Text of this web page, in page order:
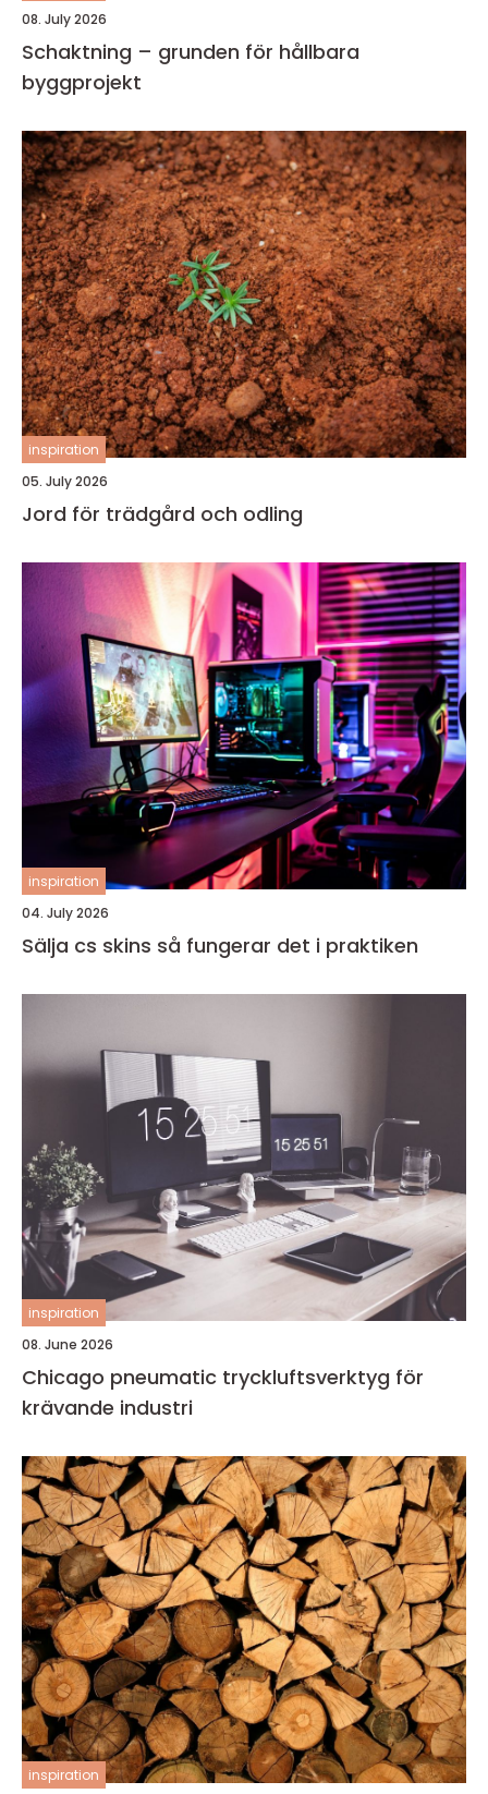
08. July 2026
Schaktning – grunden för hållbara
byggprojekt
inspiration
05. July 2026
Jord för trädgård och odling
inspiration
04. July 2026
Sälja cs skins så fungerar det i praktiken
inspiration
08. June 2026
Chicago pneumatic tryckluftsverktyg för
krävande industri
inspiration